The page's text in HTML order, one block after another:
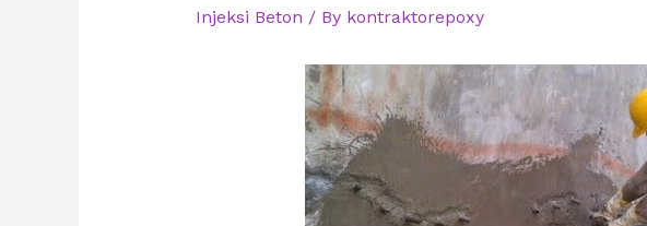
Injeksi Beton / By kontraktorepoxy